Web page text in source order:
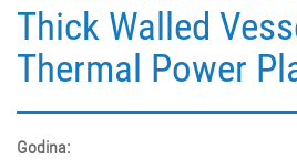
Thick Walled
Thermal Power
Godina: